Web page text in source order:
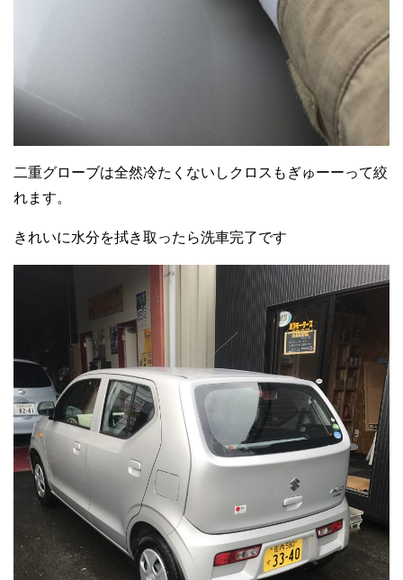
二重グローブは全然冷たくないしクロスもぎゅーーって絞
れます。
きれいに水分を拭き取ったら洗車完了です